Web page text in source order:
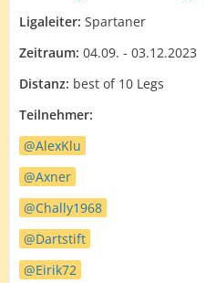
Ligaleiter: Spartaner
Zeitraum: 04.09. - 03.12.2023
Distanz: best of 10 Legs
Teilnehmer:
AlexKlu
Axner
Chally1968
Dartstift
Eirik72